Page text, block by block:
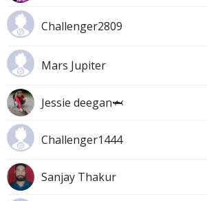
Challenger2809
Mars Jupiter
Jessie deegan🦈
Challenger1444
Sanjay Thakur